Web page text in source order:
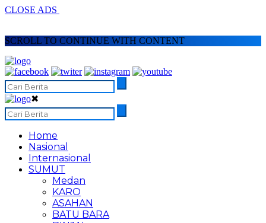
CLOSE ADS
SCROLL TO CONTINUE WITH CONTENT
✖
Home
Nasional
Internasional
SUMUT
Medan
KARO
ASAHAN
BATU BARA